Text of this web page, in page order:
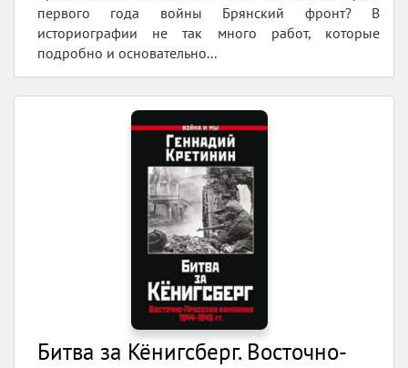
первого года войны Брянский фронт? В
историографии не так много работ, которые
подробно и основательно...
Битва за Кёнигсберг. Восточно-